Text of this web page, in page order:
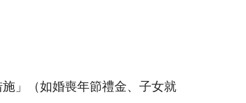
」（如婚喪年節禮金、子女就